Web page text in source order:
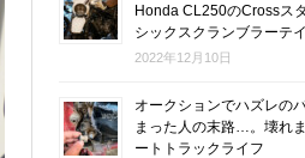
Honda CL250のCrossス
シックスクランブラーテ
2022年12月10日
オークションでハズレの
まった人の末路…。壊れ
ートトラックライフ